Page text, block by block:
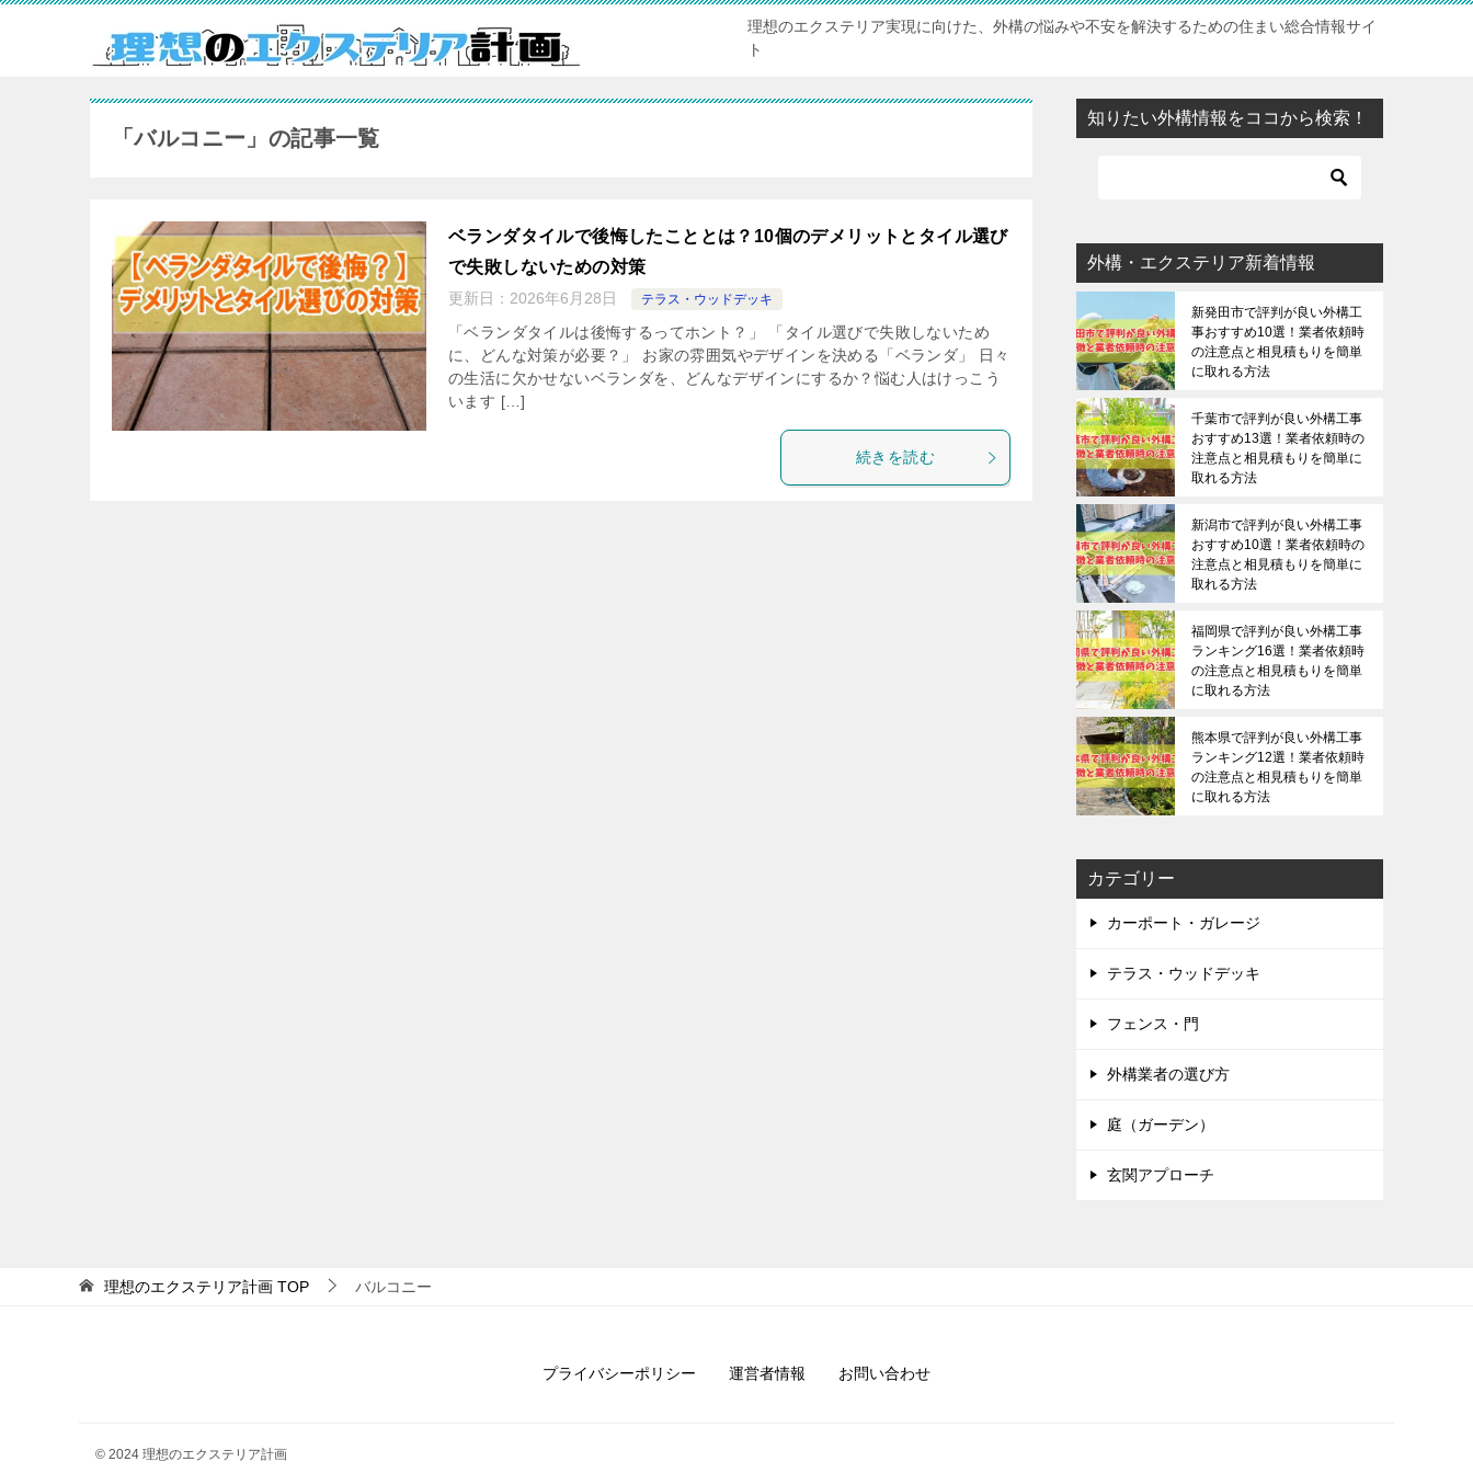
理想のエクステリア実現に向けた、外構の悩みや不安を解決するための住まい総合情報サイ
ト
「バルコニー」の記事一覧
ベランダタイルで後悔したこととは？10個のデメリットとタイル選び
で失敗しないための対策
更新日： 2026年6月28日 テラス・ウッドデッキ
「ベランダタイルは後悔するってホント？」 「タイル選びで失敗しないため
に、どんな対策が必要？」 お家の雰囲気やデザインを決める「ベランダ」 日々
の生活に欠かせないベランダを、どんなデザインにするか？悩む人はけっこう
います […]
続きを読む
知りたい外構情報をココから検索！
外構・エクステリア新着情報
新発田市で評判が良い外構工
事おすすめ10選！業者依頼時
の注意点と相見積もりを簡単
に取れる方法
千葉市で評判が良い外構工事
おすすめ13選！業者依頼時の
注意点と相見積もりを簡単に
取れる方法
新潟市で評判が良い外構工事
おすすめ10選！業者依頼時の
注意点と相見積もりを簡単に
取れる方法
福岡県で評判が良い外構工事
ランキング16選！業者依頼時
の注意点と相見積もりを簡単
に取れる方法
熊本県で評判が良い外構工事
ランキング12選！業者依頼時
の注意点と相見積もりを簡単
に取れる方法
カテゴリー
カーポート・ガレージ
テラス・ウッドデッキ
フェンス・門
外構業者の選び方
庭（ガーデン）
玄関アプローチ
理想のエクステリア計画 TOP バルコニー
プライバシーポリシー 運営者情報 お問い合わせ
© 2024 理想のエクステリア計画